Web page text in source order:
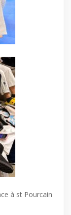
à st Pourcain